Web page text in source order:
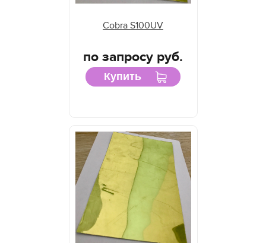
Cobra S100UV
по запросу руб.
Купить